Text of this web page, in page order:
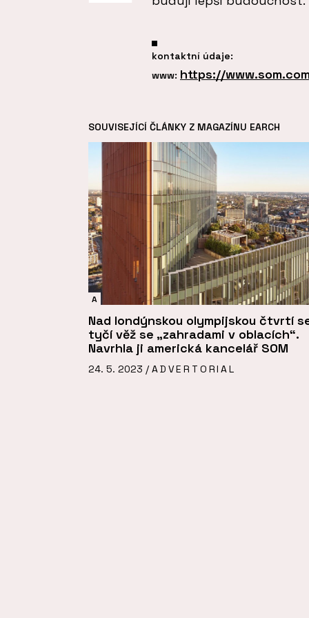
kontaktní údaje:
www: https://
SOUVISEJÍCÍ ČLÁNKY Z MAGAZÍNU EARCH
A
Nad londýnskou olympijskou čtvrtí
tyčí věž se „zahradami v oblacích“.
Navrhla ji americká kancelář SOM
24. 5. 2023 / ADVERTORIAL